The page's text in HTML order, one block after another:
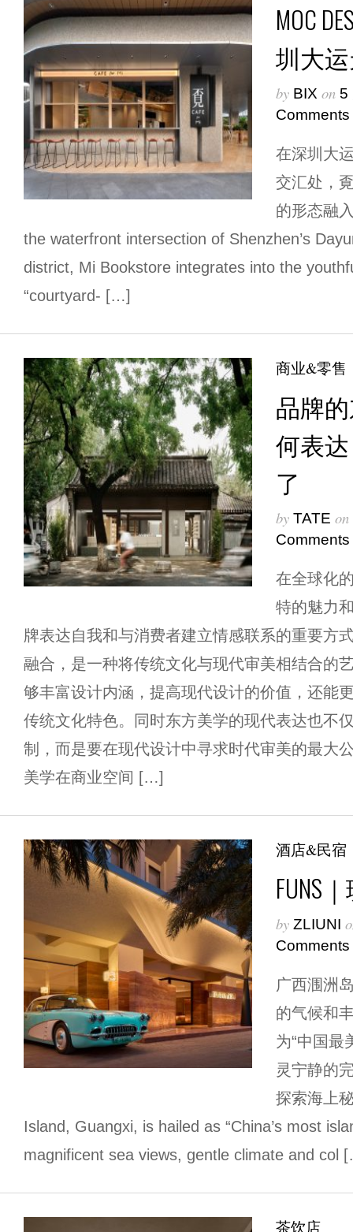
MOC
圳大
by BIX on 5
Comments
在深圳大
交汇处，
的形态融
the waterfront intersection of Shenzhen’s
district, Mi Bookstore integrates into the
“courtyard- […]
商业&零售
品牌
何表
了
by TATE on
Comments
在全球化
特的魅力
牌表达自我和与消费者建立情感联系的重要方
融合，是一种将传统文化与现代审美相结合的
够丰富设计内涵，提高现代设计的价值，还能
传统文化特色。同时东方美学的现代表达也不
制，而是要在现代设计中寻求时代审美的最大
美学在商业空间 […]
酒店&民宿
FUNS
by ZLIUNI
Comments
广西涠洲
的气候和
为“中国最
灵宁静的
探索海上
Island, Guangxi, is hailed as “China’s most
magnificent sea views, gentle climate and col
茶饮店